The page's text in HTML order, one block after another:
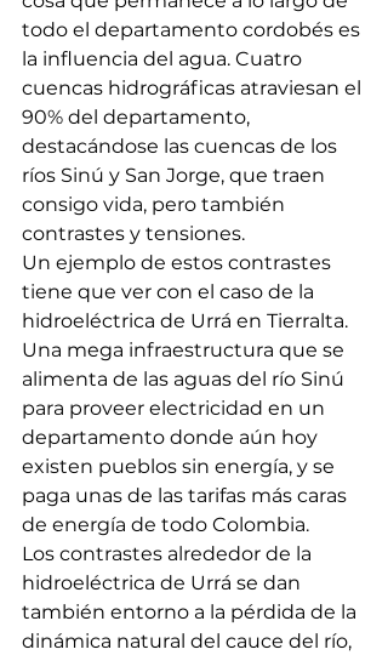
todo el departamento cordobés es
la influencia del agua. Cuatro
cuencas hidrográficas atraviesan el
90% del departamento,
destacándose las cuencas de los
ríos Sinú y San Jorge, que traen
consigo vida, pero también
contrastes y tensiones.
Un ejemplo de estos contrastes
tiene que ver con el caso de la
hidroeléctrica de Urrá en Tierralta.
Una mega infraestructura que se
alimenta de las aguas del río Sinú
para proveer electricidad en un
departamento donde aún hoy
existen pueblos sin energía, y se
paga unas de las tarifas más caras
de energía de todo Colombia.
Los contrastes alrededor de la
hidroeléctrica de Urrá se dan
también entorno a la pérdida de la
dinámica natural del cauce del río,